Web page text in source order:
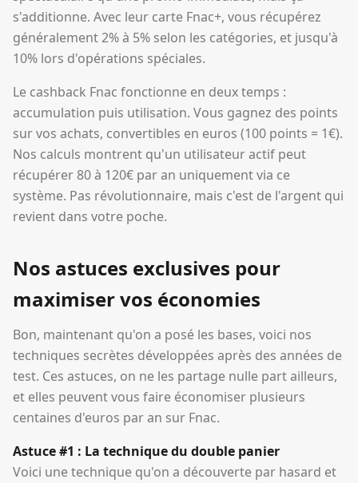
s'additionne. Avec leur carte Fnac+, vous récupérez
généralement 2% à 5% selon les catégories, et jusqu'à
10% lors d'opérations spéciales.
Le cashback Fnac fonctionne en deux temps :
accumulation puis utilisation. Vous gagnez des points
sur vos achats, convertibles en euros (100 points = 1€).
Nos calculs montrent qu'un utilisateur actif peut
récupérer 80 à 120€ par an uniquement via ce
système. Pas révolutionnaire, mais c'est de l'argent qui
revient dans votre poche.
Nos astuces exclusives pour
maximiser vos économies
Bon, maintenant qu'on a posé les bases, voici nos
techniques secrètes développées après des années de
test. Ces astuces, on ne les partage nulle part ailleurs,
et elles peuvent vous faire économiser plusieurs
centaines d'euros par an sur Fnac.
Astuce #1 : La technique du double panier
Voici une technique qu'on a découverte par hasard et